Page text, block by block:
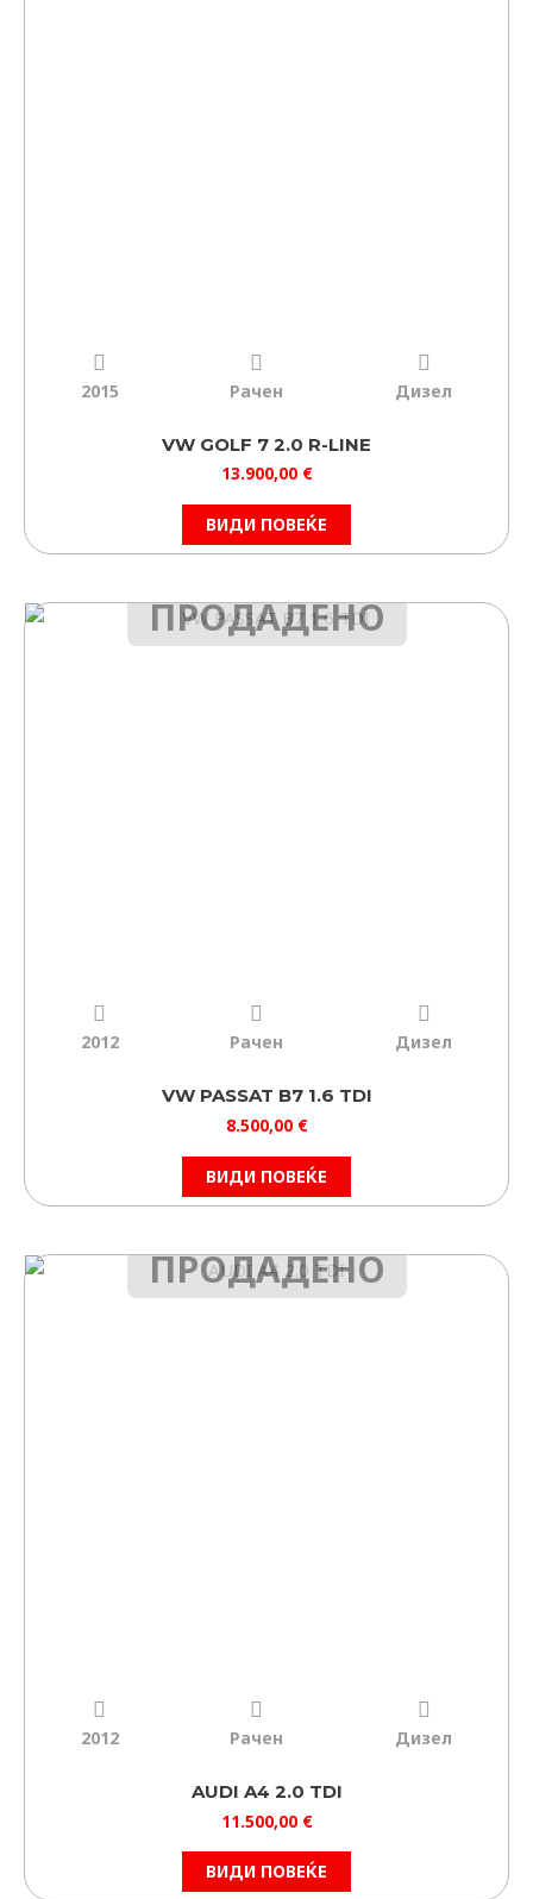
2015 Рачен Дизел
VW GOLF 7 2.0 R-LINE
13.900,00 €
ВИДИ ПОВЕЌЕ
ПРОДАДЕНО
2012 Рачен Дизел
VW PASSAT B7 1.6 TDI
8.500,00 €
ВИДИ ПОВЕЌЕ
ПРОДАДЕНО
2012 Рачен Дизел
AUDI A4 2.0 TDI
11.500,00 €
ВИДИ ПОВЕЌЕ